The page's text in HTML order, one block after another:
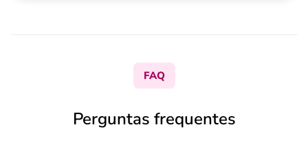
FAQ
Perguntas frequentes